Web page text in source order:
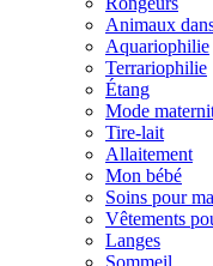
Animaux
Aquariophilie
Terrariophilie
Étang
Mode
Tire-lait
Allaitement
Mon bébé
Soins pour
Vêtements
Langes
Sommeil